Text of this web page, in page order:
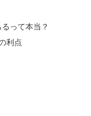
って本当？
利点